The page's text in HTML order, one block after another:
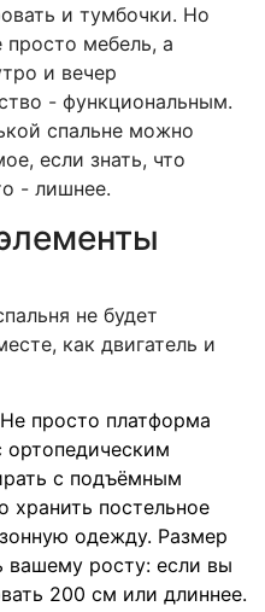
и тумбочки. Но
мебель, а
и вечер
- функциональным.
спальне можно
если знать, что
- лишнее.
не будет
как двигатель и
просто платформа
ортопедическим
с подъёмным
постельное
одежду. Размер
вашему росту: если вы
200 см или длиннее.